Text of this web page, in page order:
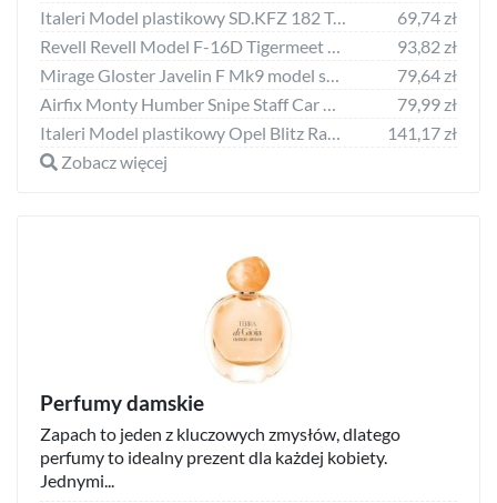
Italeri Model plastikowy SD.KFZ 182 Tygrys II
69,74 zł
Revell Revell Model F-16D Tigermeet 2014 Lockheed Martin
93,82 zł
Mirage Gloster Javelin F Mk9 model set (872093)
79,64 zł
Airfix Monty Humber Snipe Staff Car model do sklejania Airfix uniwersalny
79,99 zł
Italeri Model plastikowy Opel Blitz Radio Truck
141,17 zł
Zobacz więcej
Perfumy damskie
Zapach to jeden z kluczowych zmysłów, dlatego
perfumy to idealny prezent dla każdej kobiety.
Jednymi...